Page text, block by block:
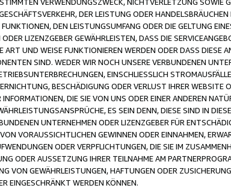
DER LEISTUNG ODER HANDELSBRÄUCHEN
DEN LEISTUNGSUMFANG ODER DIE GELTUNG
LIZENZGEBER GEWÄHRLEISTEN, DASS DIE
UND WEISE FUNKTIONIEREN WERDEN ODER DASS DIESE
SIND. WEDER WIR NOCH UNSERE VERBUNDENEN
EINSCHLIESSLICH
BESCHÄDIGUNG ODER VERLUST IHRER WEBSITE
DIE SIE VON UNS ODER EINER ANDEREN
ES SEIN DENN, DIESE SIND IN
UNTERNEHMEN ODER LIZENZGEBER FÜR
VORAUSSICHTLICHEN GEWINNEN ODER EINNAHMEN,
ODER VERPFLICHTUNGEN, DIE SIE IM
ODER AUSSETZUNG IHRER TEILNAHME AM
VON GEWÄHRLEISTUNGEN, HAFTUNGEN ODER
EINGESCHRÄNKT WERDEN KÖNNEN.